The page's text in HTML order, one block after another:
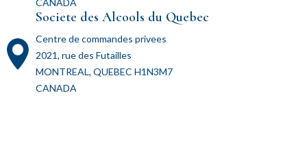
CANADA
Societe des Alcools du Quebec
Centre de commandes privees
2021, rue des Futailles
MONTREAL, QUEBEC H1N3M7
CANADA